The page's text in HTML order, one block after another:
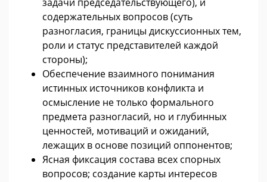
содержательных вопросов (суть
разногласия, границы дискуссионных тем,
роли и статус представителей каждой
стороны);
Обеспечение взаимного понимания
истинных источников конфликта и
осмысление не только формального
предмета разногласий, но и глубинных
ценностей, мотиваций и ожиданий,
лежащих в основе позиций оппонентов;
Ясная фиксация состава всех спорных
вопросов; создание карты интересов